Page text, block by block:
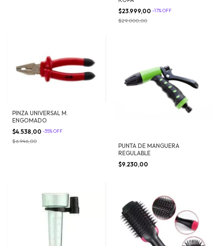
$23.999,00 -17%OFF
$29.000,00
PINZA UNIVERSAL M.
ENGOMADO
$4.538,00 -35%OFF
$6.946,00
PUNTA DE MANGUERA
REGULABLE
$9.230,00